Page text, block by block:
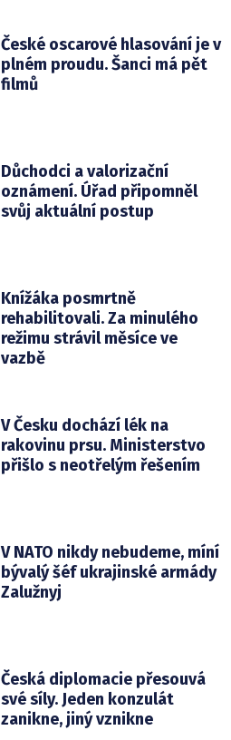
České oscarové hlasování je v
plném proudu. Šanci má pět
filmů
Důchodci a valorizační
oznámení. Úřad připomněl
svůj aktuální postup
Knížáka posmrtně
rehabilitovali. Za minulého
režimu strávil měsíce ve
vazbě
V Česku dochází lék na
rakovinu prsu. Ministerstvo
přišlo s neotřelým řešením
V NATO nikdy nebudeme, míní
bývalý šéf ukrajinské armády
Zalužnyj
Česká diplomacie přesouvá
své síly. Jeden konzulát
zanikne, jiný vznikne